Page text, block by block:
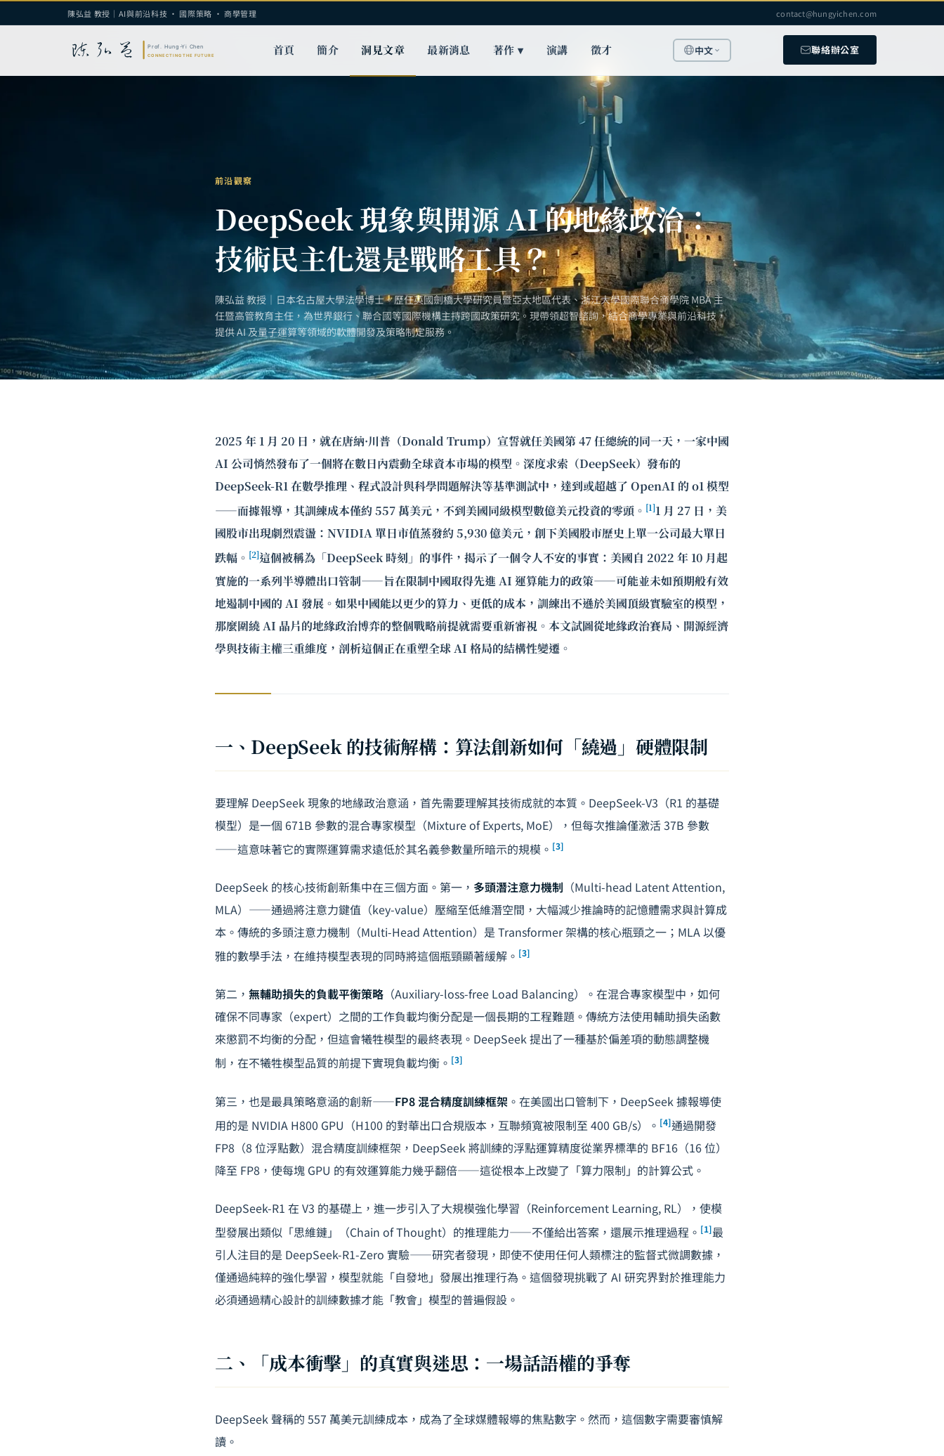
陳弘益 教授｜AI與前沿科技 · 國際策略 · 商學管理 contact@hungyichen.com
首頁 簡介 洞見文章 最新消息 著作 ▾ 演講 徵才 中文 聯絡辦公室
前沿觀察
DeepSeek 現象與開源 AI 的地緣政治：
技術民主化還是戰略工具？
陳弘益 教授｜日本名古屋大學法學博士。歷任英國劍橋大學研究員暨亞太地區代表、浙江大學國際聯合商學院 MBA 主
任暨高管教育主任，為世界銀行、聯合國等國際機構主持跨國政策研究。現帶領超智諮詢，結合商學專業與前沿科技，
提供 AI 及量子運算等領域的軟體開發及策略制定服務。
2025 年 1 月 20 日，就在唐納·川普（Donald Trump）宣誓就任美國第 47 任總統的同一天，一家中國
AI 公司悄然發布了一個將在數日內震動全球資本市場的模型。深度求索（DeepSeek）發布的
DeepSeek-R1 在數學推理、程式設計與科學問題解決等基準測試中，達到或超越了 OpenAI 的 o1 模型
——而據報導，其訓練成本僅約 557 萬美元，不到美國同級模型數億美元投資的零頭。 [1]1 月 27 日，美
國股市出現劇烈震盪：NVIDIA 單日市值蒸發約 5,930 億美元，創下美國股市歷史上單一公司最大單日
跌幅。 [2]這個被稱為「DeepSeek 時刻」的事件，揭示了一個令人不安的事實：美國自 2022 年 10 月起
實施的一系列半導體出口管制——旨在限制中國取得先進 AI 運算能力的政策——可能並未如預期般有效
地遏制中國的 AI 發展。如果中國能以更少的算力、更低的成本，訓練出不遜於美國頂級實驗室的模型，
那麼圍繞 AI 晶片的地緣政治博弈的整個戰略前提就需要重新審視。本文試圖從地緣政治賽局、開源經濟
學與技術主權三重維度，剖析這個正在重塑全球 AI 格局的結構性變遷。
一、DeepSeek 的技術解構：算法創新如何「繞過」硬體限制
要理解 DeepSeek 現象的地緣政治意涵，首先需要理解其技術成就的本質。DeepSeek-V3（R1 的基礎
模型）是一個 671B 參數的混合專家模型（Mixture of Experts, MoE），但每次推論僅激活 37B 參數
——這意味著它的實際運算需求遠低於其名義參數量所暗示的規模。 [3]
DeepSeek 的核心技術創新集中在三個方面。第一， 多頭潛注意力機制 （Multi-head Latent Attention,
MLA）——通過將注意力鍵值（key-value）壓縮至低維潛空間，大幅減少推論時的記憶體需求與計算成
本。傳統的多頭注意力機制（Multi-Head Attention）是 Transformer 架構的核心瓶頸之一；MLA 以優
雅的數學手法，在維持模型表現的同時將這個瓶頸顯著緩解。 [3]
第二， 無輔助損失的負載平衡策略 （Auxiliary-loss-free Load Balancing）。在混合專家模型中，如何
確保不同專家（expert）之間的工作負載均衡分配是一個長期的工程難題。傳統方法使用輔助損失函數
來懲罰不均衡的分配，但這會犧牲模型的最終表現。DeepSeek 提出了一種基於偏差項的動態調整機
制，在不犧牲模型品質的前提下實現負載均衡。 [3]
第三，也是最具策略意涵的創新——FP8 混合精度訓練框架 。在美國出口管制下，DeepSeek 據報導使
用的是 NVIDIA H800 GPU（H100 的對華出口合規版本，互聯頻寬被限制至 400 GB/s）。 [4]通過開發
FP8（8 位浮點數）混合精度訓練框架，DeepSeek 將訓練的浮點運算精度從業界標準的 BF16（16 位）
降至 FP8，使每塊 GPU 的有效運算能力幾乎翻倍——這從根本上改變了「算力限制」的計算公式。
DeepSeek-R1 在 V3 的基礎上，進一步引入了大規模強化學習（Reinforcement Learning, RL），使模
型發展出類似「思維鏈」（Chain of Thought）的推理能力——不僅給出答案，還展示推理過程。 [1]最
引人注目的是 DeepSeek-R1-Zero 實驗——研究者發現，即使不使用任何人類標注的監督式微調數據，
僅通過純粹的強化學習，模型就能「自發地」發展出推理行為。這個發現挑戰了 AI 研究界對於推理能力
必須通過精心設計的訓練數據才能「教會」模型的普遍假設。
二、「成本衝擊」的真實與迷思：一場話語權的爭奪
DeepSeek 聲稱的 557 萬美元訓練成本，成為了全球媒體報導的焦點數字。然而，這個數字需要審慎解
讀。